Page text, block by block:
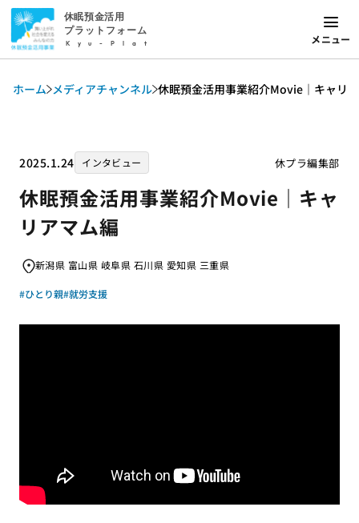
休眠預金活用
プラットフォーム
Kyu-Plat メニュー
ホーム メディアチャンネル 休眠預金活用事業紹介Movie｜キャリ
2025.1.24 インタビュー 休プラ編集部
休眠預金活用事業紹介Movie｜キャ
リアマム編
新潟県 富山県 岐阜県 石川県 愛知県 三重県
#ひとり親#就労支援